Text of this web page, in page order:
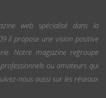
web spécialisé dans la
il propose une vision positive
Notre magazine regroupe
ou amateurs qui
nous aussi sur les réseaux